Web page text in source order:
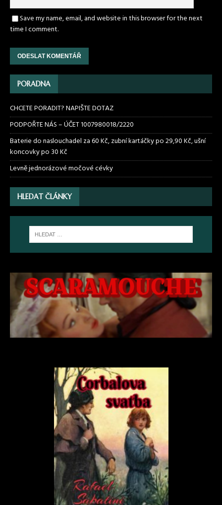
Save my name, email, and website in this browser for the next
time I comment.
PORADNA
CHCETE PORADIT? NAPIŠTE DOTAZ
PODPOŘTE NÁS – ÚČET 1007980018/2220
Baterie do naslouchadel za 60 Kč, zubní kartáčky po 29,90 Kč, ušní
koncovky po 30 Kč
Levně jednorázové močové cévky
HLEDAT ČLÁNKY